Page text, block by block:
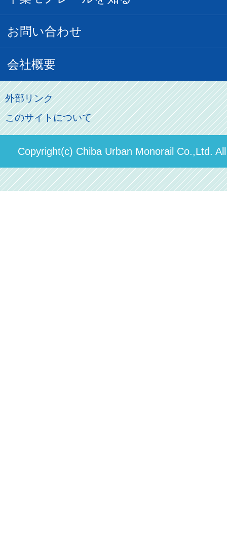
貸切列車
記念切符
割引制度
その他のご案内
パスモのご案内
葭川となみグッズ
初音ミクグッズ
俺の妹。
広告募集
直営駐車場パーク＆ライド
ステーションギャラリー
駅構内出店者様募集
営業距離世界最長
モノちゃん
お問い合わせ
お客様の声
よくあるご質問
お問い合わせ先
会社概要
会社概要
社長ごあいさつ
決算概要
輸送人員の推移（PDF）
外部リンク
このサイトについて
Copyright(c) Chiba Urban Monorail Co.,Ltd.